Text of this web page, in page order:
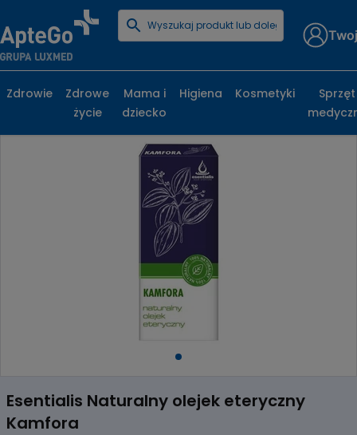
Strona główna
1
of
1
Esentialis Naturalny olejek eteryczny
Kamfora
Zdrowie
Zdrowe
życie
Mama i
dziecko
Higiena Kosmetyki
Sprzęt